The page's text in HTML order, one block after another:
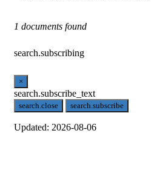
1 documents found
search.subscribing
×
search.subscribe_text
search.close search.subscribe
Updated: 2026-08-06